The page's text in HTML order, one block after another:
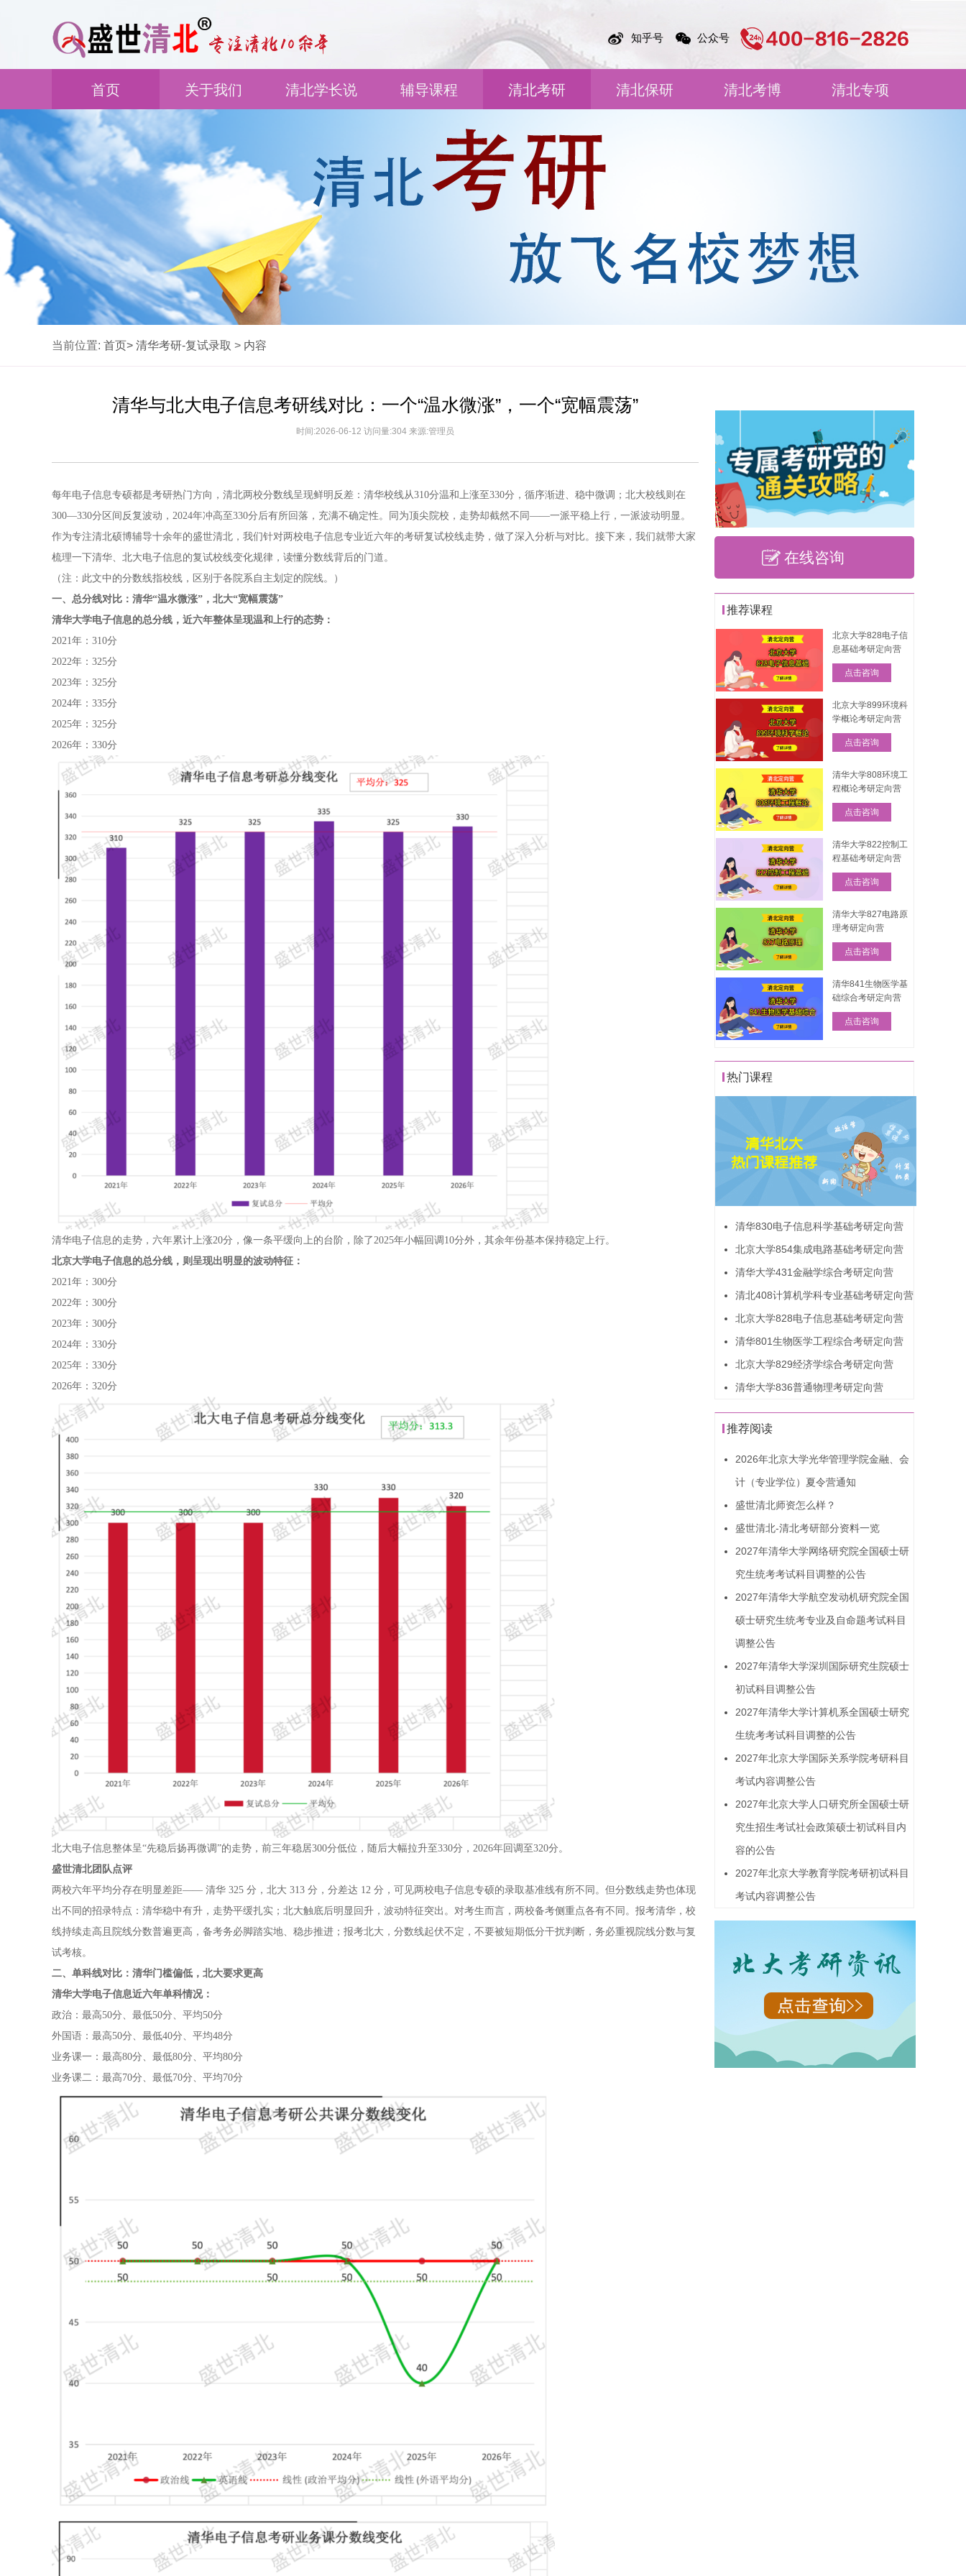
知乎号 公众号
首页 关于我们 清北学长说 辅导课程 清北考研 清北保研 清北考博 清北专项
当前位置: 首页> 清华考研-复试录取 > 内容
清华与北大电子信息考研线对比：一个“温水微涨”，一个“宽幅震荡”
时间:2026-06-12 访问量:304 来源:管理员
每年电子信息专硕都是考研热门方向，清北两校分数线呈现鲜明反差：清华校线从310分温和上涨至330分，循序渐进、稳中微调；北大校线则在
300—330分区间反复波动，2024年冲高至330分后有所回落，充满不确定性。同为顶尖院校，走势却截然不同——一派平稳上行，一派波动明显。
作为专注清北硕博辅导十余年的盛世清北，我们针对两校电子信息专业近六年的考研复试校线走势，做了深入分析与对比。接下来，我们就带大家
梳理一下清华、北大电子信息的复试校线变化规律，读懂分数线背后的门道。
（注：此文中的分数线指校线，区别于各院系自主划定的院线。）
一、总分线对比：清华“温水微涨”，北大“宽幅震荡”
清华大学电子信息的总分线，近六年整体呈现温和上行的态势：
2021年：310分
2022年：325分
2023年：325分
2024年：335分
2025年：325分
2026年：330分
清华电子信息的走势，六年累计上涨20分，像一条平缓向上的台阶，除了2025年小幅回调10分外，其余年份基本保持稳定上行。
北京大学电子信息的总分线，则呈现出明显的波动特征：
2021年：300分
2022年：300分
2023年：300分
2024年：330分
2025年：330分
2026年：320分
北大电子信息整体呈“先稳后扬再微调”的走势，前三年稳居300分低位，随后大幅拉升至330分，2026年回调至320分。
盛世清北团队点评
两校六年平均分存在明显差距—— 清华 325 分，北大 313 分，分差达 12 分，可见两校电子信息专硕的录取基准线有所不同。但分数线走势也体现
出不同的招录特点：清华稳中有升，走势平缓扎实；北大触底后明显回升，波动特征突出。对考生而言，两校备考侧重点各有不同。报考清华，校
线持续走高且院线分数普遍更高，备考务必脚踏实地、稳步推进；报考北大，分数线起伏不定，不要被短期低分干扰判断，务必重视院线分数与复
试考核。
二、单科线对比：清华门槛偏低，北大要求更高
清华大学电子信息近六年单科情况：
政治：最高50分、最低50分、平均50分
外国语：最高50分、最低40分、平均48分
业务课一：最高80分、最低80分、平均80分
业务课二：最高70分、最低70分、平均70分
在线咨询
推荐课程
北京大学828电子信
息基础考研定向营
点击咨询
北京大学899环境科
学概论考研定向营
点击咨询
清华大学808环境工
程概论考研定向营
点击咨询
清华大学822控制工
程基础考研定向营
点击咨询
清华大学827电路原
理考研定向营
点击咨询
清华841生物医学基
础综合考研定向营
点击咨询
热门课程
清华830电子信息科学基础考研定向营
北京大学854集成电路基础考研定向营
清华大学431金融学综合考研定向营
清北408计算机学科专业基础考研定向营
北京大学828电子信息基础考研定向营
清华801生物医学工程综合考研定向营
北京大学829经济学综合考研定向营
清华大学836普通物理考研定向营
推荐阅读
2026年北京大学光华管理学院金融、会
计（专业学位）夏令营通知
盛世清北师资怎么样？
盛世清北-清北考研部分资料一览
2027年清华大学网络研究院全国硕士研
究生统考考试科目调整的公告
2027年清华大学航空发动机研究院全国
硕士研究生统考专业及自命题考试科目
调整公告
2027年清华大学深圳国际研究生院硕士
初试科目调整公告
2027年清华大学计算机系全国硕士研究
生统考考试科目调整的公告
2027年北京大学国际关系学院考研科目
考试内容调整公告
2027年北京大学人口研究所全国硕士研
究生招生考试社会政策硕士初试科目内
容的公告
2027年北京大学教育学院考研初试科目
考试内容调整公告